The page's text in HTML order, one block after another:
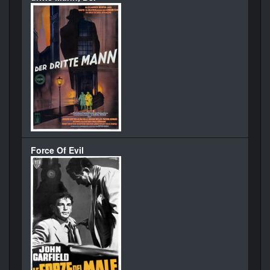
Force Of Evil